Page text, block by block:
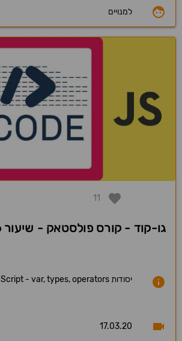
למנויים
11
גו-קוד - קורס פולסטאק - שיעור 6
יסודות JavaScript - var, types, operators
17.03.20